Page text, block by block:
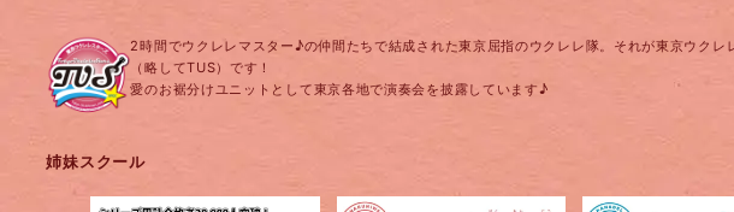
2時間でウクレレマスター♪の仲間たちで結成された東京屈指のウクレレ隊。それが東京ウクレ
（略してTUS）です！
愛のお裾分けユニットとして東京各地で演奏会を披露しています♪
姉妹スクール